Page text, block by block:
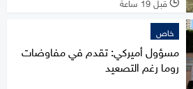
l
خاص
مسؤول أميركي: تقدم في مفاوضات
روما رغم التصعيد